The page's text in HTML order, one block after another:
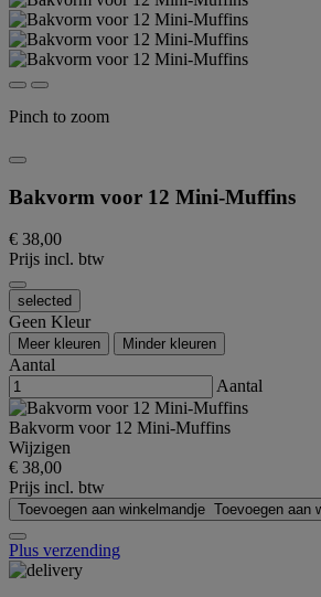
Pinch to zoom
Bakvorm voor 12 Mini-Muffins
€ 38,00
Prijs incl. btw
selected
Geen Kleur
Meer kleuren Minder kleuren
Aantal
Aantal
Bakvorm voor 12 Mini-Muffins
Wijzigen
€ 38,00
Prijs incl. btw
Toevoegen aan winkelmandje Toevoegen aan
Plus verzending